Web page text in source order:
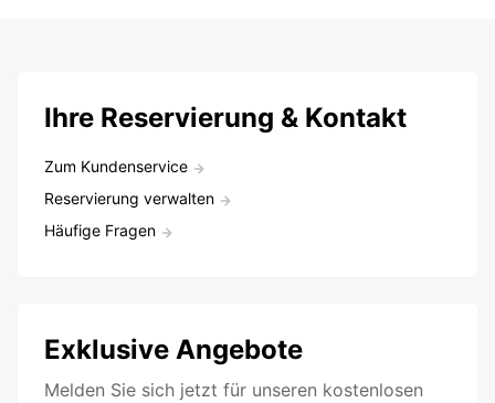
Ihre Reservierung & Kontakt
Zum Kundenservice
Reservierung verwalten
Häufige Fragen
Exklusive Angebote
Melden Sie sich jetzt für unseren kostenlosen